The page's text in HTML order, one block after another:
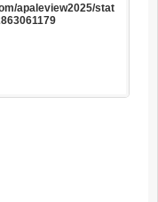
apaleview2025/stat